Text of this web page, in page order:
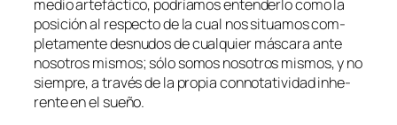
me­dio ar­te­fác­ti­co, po­dría­mos en­ten­der­lo co­mo la
po­si­ción al res­pec­to de la cual nos si­tua­mos com­
ple­ta­men­te des­nu­dos de cual­quier más­ca­ra an­te
no­so­tros mis­mos; só­lo so­mos no­so­tros mis­mos, y no
siem­pre, a tra­vés de la pro­pia con­no­ta­ti­vi­dad inhe­
ren­te en el sueño.